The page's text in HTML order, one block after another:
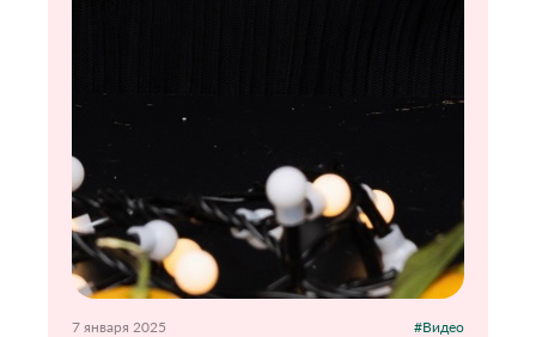
7 января 2025 #Видео